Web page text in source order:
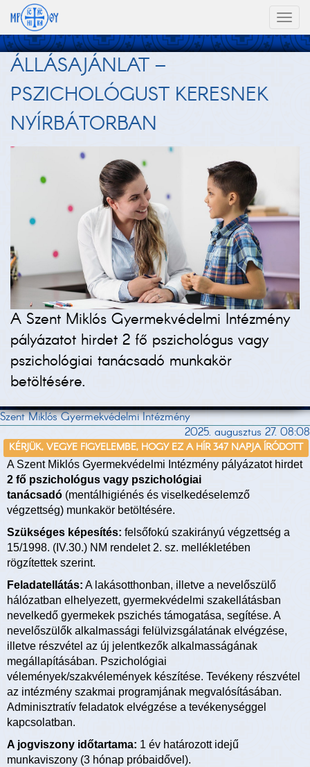
ÁLLÁSAJÁNLAT –
PSZICHOLÓGUST KERESNEK
NYÍRBÁTORBAN
A Szent Miklós Gyermekvédelmi Intézmény
pályázatot hirdet 2 fő pszichológus vagy
pszichológiai tanácsadó munkakör
betöltésére.
Szent Miklós Gyermekvédelmi Intézmény
2025. augusztus 27. 08:08
KÉRJÜK, VEGYE FIGYELEMBE, HOGY EZ A HÍR 347 NAPJA ÍRÓDOTT
A Szent Miklós Gyermekvédelmi Intézmény pályázatot hirdet
2 fő pszichológus vagy pszichológiai
tanácsadó (mentálhigiénés és viselkedéselemző
végzettség) munkakör betöltésére.
Szükséges képesítés: felsőfokú szakirányú végzettség a
15/1998. (IV.30.) NM rendelet 2. sz. mellékletében
rögzítettek szerint.
Feladatellátás: A lakásotthonban, illetve a nevelőszülő
hálózatban elhelyezett, gyermekvédelmi szakellátásban
nevelkedő gyermekek pszichés támogatása, segítése. A
nevelőszülők alkalmassági felülvizsgálatának elvégzése,
illetve részvétel az új jelentkezők alkalmasságának
megállapításában. Pszichológiai
vélemények/szakvélemények készítése. Tevékeny részvétel
az intézmény szakmai programjának megvalósításában.
Adminisztratív feladatok elvégzése a tevékenységgel
kapcsolatban.
A jogviszony időtartama: 1 év határozott idejű
munkaviszony (3 hónap próbaidővel).